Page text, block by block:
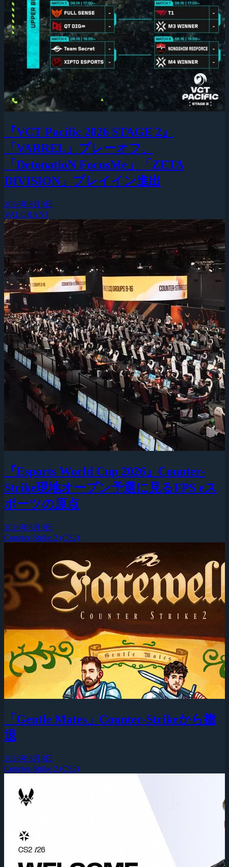
『VCT Pacific 2026 STAGE 2』
「VARREL」プレーオフ、
「DetonatioN FocusMe」「ZETA
DIVISION」プレイイン進出
2026年8月9日
VALORANT
『Esports World Cup 2026』Counter-
Strike現地オープン予選に見るFPS eス
ポーツの原点
2026年8月9日
Counter-Strike 2 (CS2)
「Gentle Mates」Counter-Strikeから撤
退
2026年8月8日
Counter-Strike 2 (CS2)